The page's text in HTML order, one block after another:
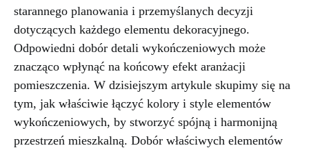
starannego planowania i przemyślanych decyzji
dotyczących każdego elementu dekoracyjnego.
Odpowiedni dobór detali wykończeniowych może
znacząco wpłynąć na końcowy efekt aranżacji
pomieszczenia. W dzisiejszym artykule skupimy się na
tym, jak właściwie łączyć kolory i style elementów
wykończeniowych, by stworzyć spójną i harmonijną
przestrzeń mieszkalną. Dobór właściwych elementów